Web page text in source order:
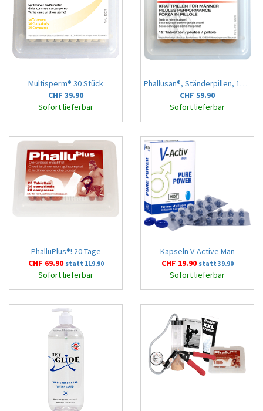
Multisperm® 30 Stück
CHF 39.90
Sofort lieferbar
Phallusan®, Ständerpillen, 12 St.
CHF 59.90
Sofort lieferbar
PhalluPlus®! 20 Tage
CHF 69.90 statt 119.90
Sofort lieferbar
Kapseln V-Active Man
CHF 19.90 statt 39.90
Sofort lieferbar